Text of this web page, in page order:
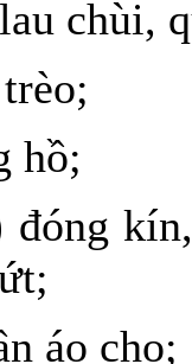
chùi,
hồ;
áo cho;